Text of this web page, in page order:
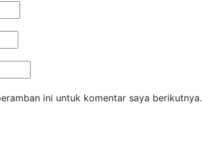
ini untuk komentar saya berikutnya.